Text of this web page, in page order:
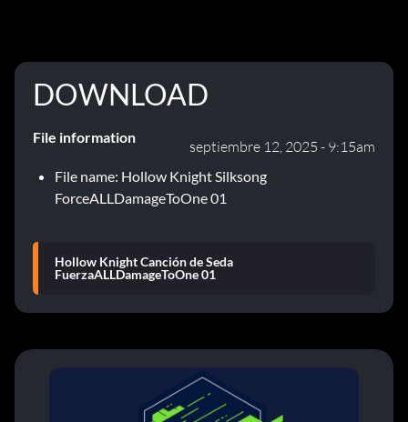
DOWNLOAD
File information
septiembre 12, 2025 - 9:15am
File name: Hollow Knight Silksong
ForceALLDamageToOne 01
Hollow Knight Canción de Seda
FuerzaALLDamageToOne 01